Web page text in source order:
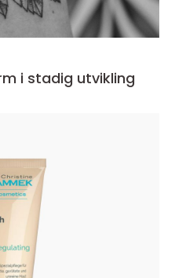
i stadig utvikling